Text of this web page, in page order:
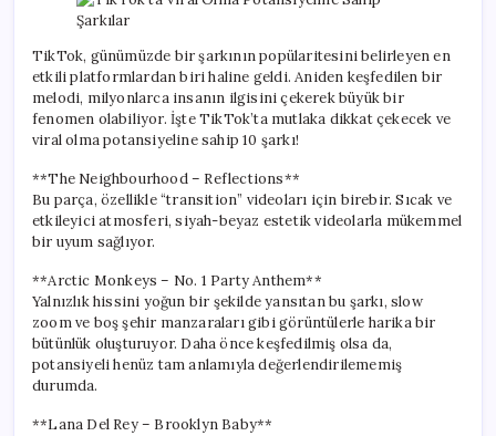
Şarkılar
TikTok, günümüzde bir şarkının popülaritesini belirleyen en
etkili platformlardan biri haline geldi. Aniden keşfedilen bir
melodi, milyonlarca insanın ilgisini çekerek büyük bir
fenomen olabiliyor. İşte TikTok’ta mutlaka dikkat çekecek ve
viral olma potansiyeline sahip 10 şarkı!
**The Neighbourhood – Reflections**
Bu parça, özellikle “transition” videoları için birebir. Sıcak ve
etkileyici atmosferi, siyah-beyaz estetik videolarla mükemmel
bir uyum sağlıyor.
**Arctic Monkeys – No. 1 Party Anthem**
Yalnızlık hissini yoğun bir şekilde yansıtan bu şarkı, slow
zoom ve boş şehir manzaraları gibi görüntülerle harika bir
bütünlük oluşturuyor. Daha önce keşfedilmiş olsa da,
potansiyeli henüz tam anlamıyla değerlendirilememiş
durumda.
**Lana Del Rey – Brooklyn Baby**